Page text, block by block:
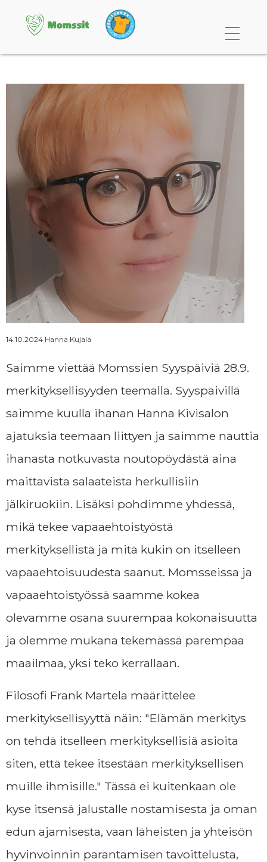
Perheille
Yrityksille
Ajankohtaista
Yhteystiedot
14.10.2024 Hanna Kujala
Saimme viettää Momssien Syyspäiviä 28.9.
merkityksellisyyden teemalla. Syyspäivillä
saimme kuulla ihanan Hanna Kivisalon
ajatuksia teemaan liittyen ja saimme nauttia
ihanasta notkuvasta noutopöydästä aina
maittavista salaateista herkullisiin
jälkiruokiin. Lisäksi pohdimme yhdessä,
mikä tekee vapaaehtoistyöstä
merkityksellistä ja mitä kukin on itselleen
vapaaehtoisuudesta saanut. Momsseissa ja
vapaaehtoistyössä saamme kokea
olevamme osana suurempaa kokonaisuutta
ja olemme mukana tekemässä parempaa
maailmaa, yksi teko kerrallaan.
Filosofi Frank Martela määrittelee
merkityksellisyyttä näin: "Elämän merkitys
on tehdä itselleen merkityksellisiä asioita
siten, että tekee itsestään merkityksellisen
muille ihmisille." Tässä ei kuitenkaan ole
kyse itsensä jalustalle nostamisesta ja oman
edun ajamisesta, vaan läheisten ja yhteisön
hyvinvoinnin parantamisen tavoittelusta,